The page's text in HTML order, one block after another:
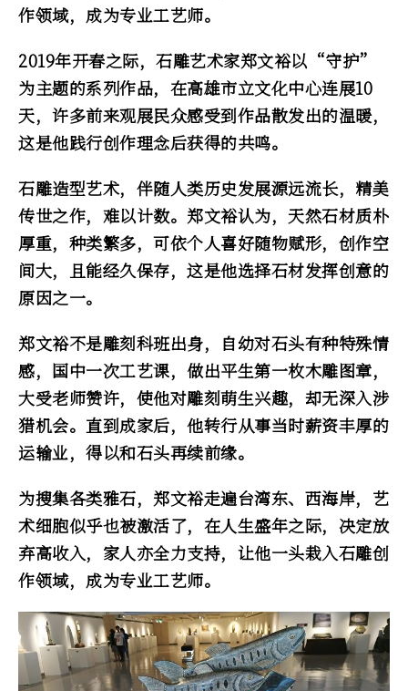
作领域，成为专业工艺师。
2019年开春之际，石雕艺术家郑文裕以“守护”
为主题的系列作品，在高雄市立文化中心连展10
天，许多前来观展民众感受到作品散发出的温暖，
这是他践行创作理念后获得的共鸣。
石雕造型艺术，伴随人类历史发展源远流长，精美
传世之作，难以计数。郑文裕认为，天然石材质朴
厚重，种类繁多，可依个人喜好随物赋形，创作空
间大，且能经久保存，这是他选择石材发挥创意的
原因之一。
郑文裕不是雕刻科班出身，自幼对石头有种特殊情
感，国中一次工艺课，做出平生第一枚木雕图章，
大受老师赞许，使他对雕刻萌生兴趣，却无深入涉
猎机会。直到成家后，他转行从事当时薪资丰厚的
运输业，得以和石头再续前缘。
为搜集各类雅石，郑文裕走遍台湾东、西海岸，艺
术细胞似乎也被激活了，在人生盛年之际，决定放
弃高收入，家人亦全力支持，让他一头栽入石雕创
作领域，成为专业工艺师。